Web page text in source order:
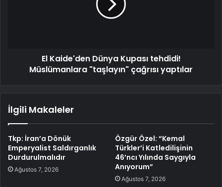
El Kaide'den Dünya Kupası tehdidi!
Müslümanlara "taşlayın" çağrısı yaptılar
İlgili Makaleler
Tkp: İran’a Dönük
Emperyalist Saldırganlık
Durdurulmalıdır
Ağustos 7, 2026
Özgür Özel: “Kemal
Türkler’i Katledilişinin
46’ncı Yılında Saygıyla
Anıyorum”
Ağustos 7, 2026